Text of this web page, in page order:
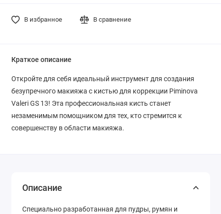
В избранное В сравнение
Краткое описание
Откройте для себя идеальный инструмент для создания
безупречного макияжа с кистью для коррекции Piminova
Valeri GS 13! Эта профессиональная кисть станет
незаменимым помощником для тех, кто стремится к
совершенству в области макияжа.
Описание
Специально разработанная для пудры, румян и